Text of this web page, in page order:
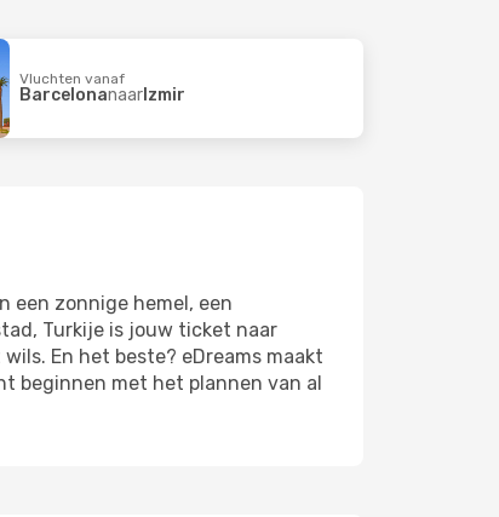
Vluchten vanaf
BarcelonanaarIzmir
een zonnige hemel, een
Turkije is jouw ticket naar
En het beste? eDreams maakt
beginnen met het plannen van al